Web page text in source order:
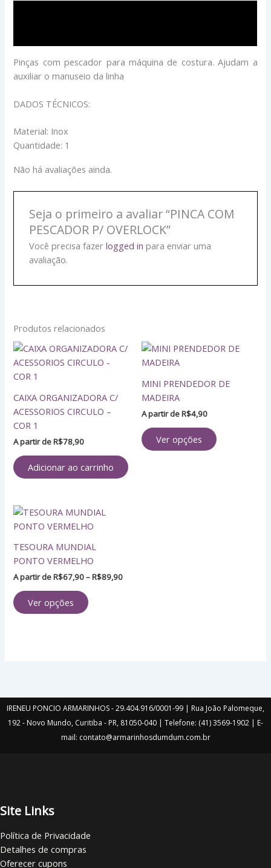
Pinças com pescador para máquina de costura. Ajudam a
auxiliar o manuseio da linha
DADOS TÉCNICOS:
Material: Inox
Quantidade: 1
Não há avaliações ainda.
Seja o primeiro a avaliar “PINCA COM
PESCADOR P/ OVERLOCK”
Você precisa fazer logged in para enviar uma
avaliação.
Produtos relacionados
CAIXA ORGANIZADORA C/
ACESSORIOS CIRCULO –
COR 1
A partir deR$78,90
Adicionar ao carrinho
MINI PRENDEDOR DE
MADEIRA
A partir deR$4,90
Ver opções
Este
várias
podem
TESOURA MUNDIAL
PONTO VERMELHO
A partir deR$67,90–R$89,90
Ver opções
Este
produto
várias
variantes.
As
podem
IRENEU PONCIO ARMARINHOS - 29.404.916/0001-99 | Rua João Palomeque,
192 - Novo Mundo, Curitiba - PR, 81050-040 | Telefone: (41) 3569-1902 | E-
mail: contato@armarinhosdumdum.com.br
Site Links
Política de Privacidade
Detalhes de compras
Oferecer cupons